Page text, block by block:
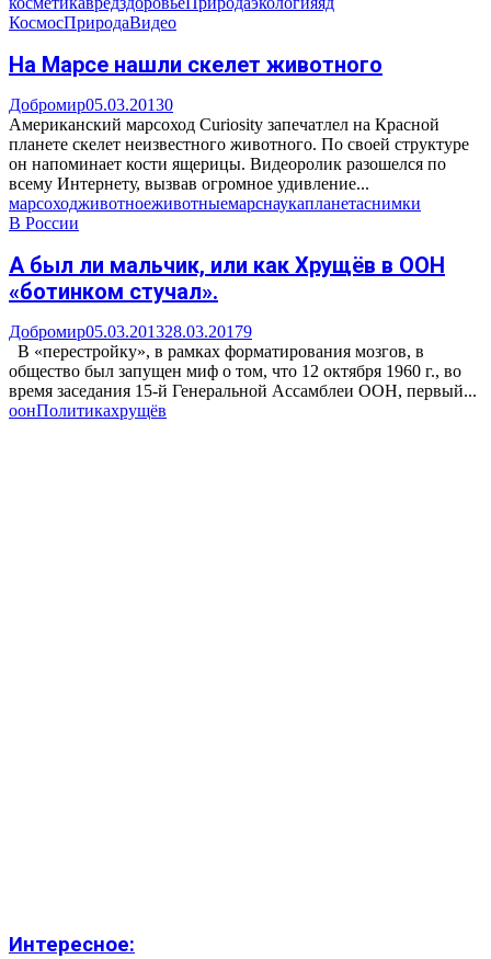
КосмосПриродаВидео
На Марсе нашли скелет животного
Добромир05.03.20130
Американский марсоход Curiosity запечатлел на Красной
планете cкелет неизвестного животного. По своей структуре
он напоминает кости ящерицы. Видеоролик разошелся по
всему Интернету, вызвав огромное удивление...
марсоходживотноеживотныемарснаукапланетаснимки
В России
А был ли мальчик, или как Хрущёв в ООН
«ботинком стучал».
Добромир05.03.201328.03.20179
В «перестройку», в рамках форматирования мозгов, в
общество был запущен миф о том, что 12 октября 1960 г., во
время заседания 15-й Генеральной Ассамблеи ООН, первый...
оонПолитикахрущёв
Интересное: